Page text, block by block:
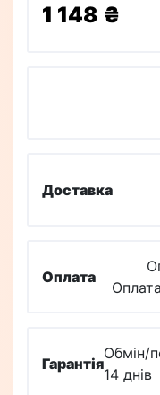
1 148 ₴
Доставка
Оплата
Гарантія
Обмін/
14 днів